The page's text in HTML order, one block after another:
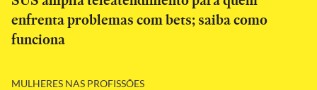
enfrenta problemas com bets; saiba como
funciona
MULHERES NAS PROFISSÕES